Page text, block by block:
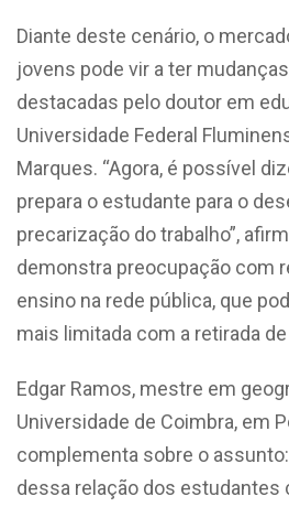
Diante deste cenário, o
jovens pode vir a ter
destacadas pelo doutor em
Universidade Federal
Marques. “Agora, é possível
prepara o estudante para o
precarização do trabalho”,
demonstra preocupação com
ensino na rede pública, que
mais limitada com a retirada
Edgar Ramos, mestre em
Universidade de Coimbra, em
complementa sobre o
dessa relação dos estudantes